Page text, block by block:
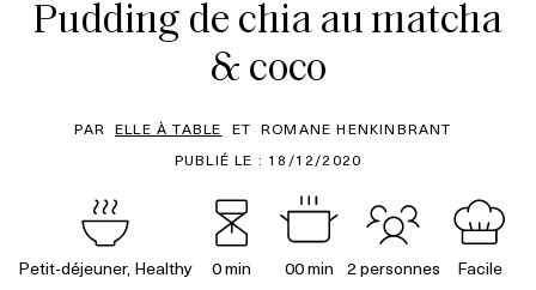
Pudding de chia au matcha
& coco
PAR ELLE À TABLE ET ROMANE HENKINBRANT
PUBLIÉ LE : 18/12/2020
Petit-déjeuner, Healthy 0 min 00 min 2 personnes Facile